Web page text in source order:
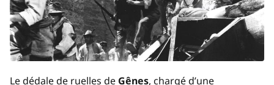
Le dédale de ruelles de Gênes, chargé d’une